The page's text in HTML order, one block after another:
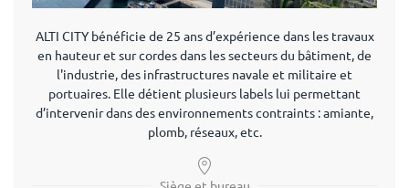
ALTI CITY bénéficie de 25 ans d’expérience dans les travaux
en hauteur et sur cordes dans les secteurs du bâtiment, de
l'industrie, des infrastructures navale et militaire et
portuaires. Elle détient plusieurs labels lui permettant
d’intervenir dans des environnements contraints : amiante,
plomb, réseaux, etc.